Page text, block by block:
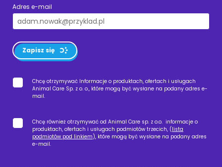
Adres e-mail
Zapisz się
Chcę otrzymywać Informacje o produktach, ofertach i usługach
Animal Care Sp. z o. o., które mogą być wysłane na podany adres e-
mail.
Chcę również otrzymywać od Animal Care sp. z o.o. informacje o
produktach, ofertach i usługach podmiotów trzecich, (lista
podmiotów pod linkiem), które mogą być wysłane na podany adres
e-mail.